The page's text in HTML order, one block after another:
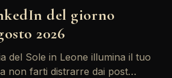
del giorno
2026
non farti distrarre dai post